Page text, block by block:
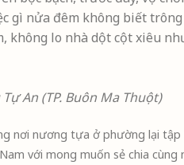
gì nửa đêm không biết
không lo nhà dột cột xiêu
An (TP. Buôn Ma Thuột)
nơi nương tựa ở phường lại tập
với mong muốn sẻ chia cùng